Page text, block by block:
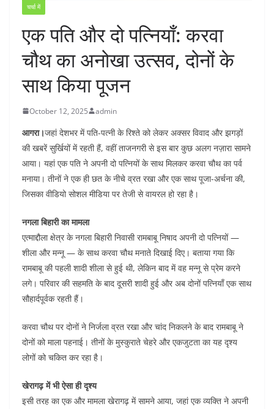
चर्चा में
एक पति और दो पत्नियाँ: करवा
चौथ का अनोखा उत्सव, दोनों के
साथ किया पूजन
October 12, 2025 admin
आगरा।‌जहां देशभर में पति-पत्नी के रिश्ते को लेकर अक्सर विवाद और झगड़ों
की खबरें सुर्खियों में रहती हैं, वहीं ताजनगरी से इस बार कुछ अलग नज़ारा सामने
आया। यहां एक पति ने अपनी दो पत्नियों के साथ मिलकर करवा चौथ का पर्व
मनाया। तीनों ने एक ही छत के नीचे व्रत रखा और एक साथ पूजा-अर्चना की,
जिसका वीडियो सोशल मीडिया पर तेजी से वायरल हो रहा है।
नगला बिहारी का मामला
एत्माद्दौला क्षेत्र के नगला बिहारी निवासी रामबाबू निषाद अपनी दो पत्नियों —
शीला और मन्नू — के साथ करवा चौथ मनाते दिखाई दिए। बताया गया कि
रामबाबू की पहली शादी शीला से हुई थी, लेकिन बाद में वह मन्नू से प्रेम करने
लगे। परिवार की सहमति के बाद दूसरी शादी हुई और अब दोनों पत्नियाँ एक साथ
सौहार्दपूर्वक रहती हैं।
करवा चौथ पर दोनों ने निर्जला व्रत रखा और चांद निकलने के बाद रामबाबू ने
दोनों को माला पहनाई। तीनों के मुस्कुराते चेहरे और एकजुटता का यह दृश्य
लोगों को चकित कर रहा है।
खेरागढ़ में भी ऐसा ही दृश्य
इसी तरह का एक और मामला खेरागढ़ में सामने आया, जहां एक व्यक्ति ने अपनी